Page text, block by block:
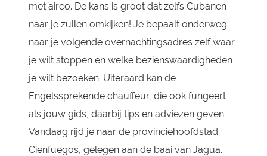
met airco. De kans is groot dat zelfs Cubanen
naar je zullen omkijken! Je bepaalt onderweg
naar je volgende overnachtingsadres zelf waar
je wilt stoppen en welke bezienswaardigheden
je wilt bezoeken. Uiteraard kan de
Engelssprekende chauffeur, die ook fungeert
als jouw gids, daarbij tips en adviezen geven.
Vandaag rijd je naar de provinciehoofdstad
Cienfuegos, gelegen aan de baai van Jagua.